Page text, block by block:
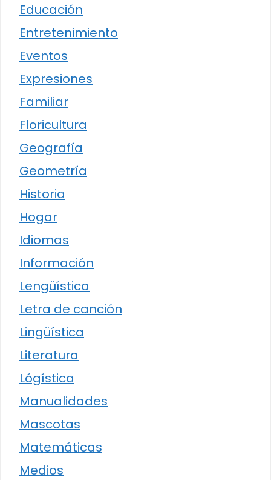
Educación
Entretenimiento
Eventos
Expresiones
Familiar
Floricultura
Geografía
Geometría
Historia
Hogar
Idiomas
Información
Lengüística
Letra de canción
Lingüística
Literatura
Lógística
Manualidades
Mascotas
Matemáticas
Medios